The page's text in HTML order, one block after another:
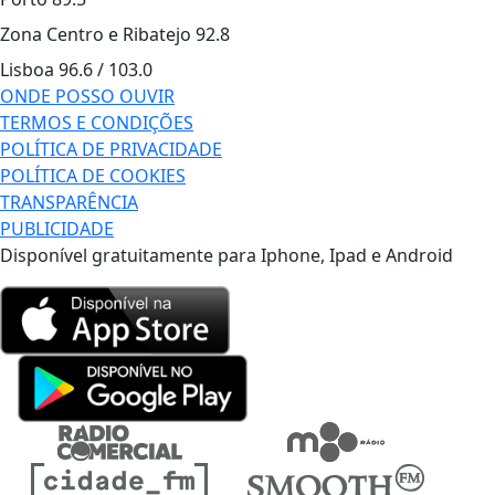
Zona Centro e Ribatejo 92.8
Lisboa 96.6 / 103.0
ONDE POSSO OUVIR
TERMOS E CONDIÇÕES
POLÍTICA DE PRIVACIDADE
POLÍTICA DE COOKIES
TRANSPARÊNCIA
PUBLICIDADE
Disponível gratuitamente para Iphone, Ipad e Android